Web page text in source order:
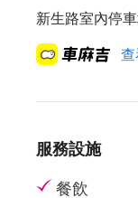
新生路室內停
服務設施
餐飲